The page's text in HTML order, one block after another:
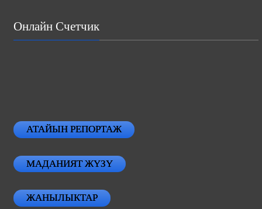
Онлайн Счетчик
АТАЙЫН РЕПОРТАЖ
МАДАНИЯТ ЖҮЗҮ
ЖАНЫЛЫКТАР